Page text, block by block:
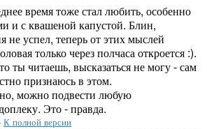
время тоже стал любить, особенно
и с квашеной капустой. Блин,
не успел, теперь от этих мыслей
только через полчаса откроется :).
ты читаешь, высказаться не могу - сам
признаюсь в этом.
можно подвести любую
Это - правда.
К полной версии